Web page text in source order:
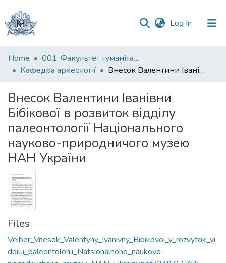
Log In (current)
Communities
&
All of DSpace
Statistics
Home
001. Факультет гуманітарних наук
Кафедра археології
Внесок Валентини Іванівни Бібікової в розвиток відділу палеонтології Національного науково-природничого музею НАН України
Внесок Валентини Іванівни
Бібікової в розвиток відділу
палеонтології Національного
науково-природничого музею
НАН України
Files
Veiber_Vnesok_Valentyny_Ivanivny_Bibikovoi_v_rozvytok_vi
ddilu_paleontolohii_Natsionalnoho_naukovo-